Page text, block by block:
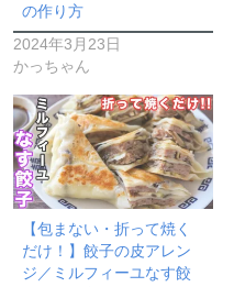
の作り方
2024年3月23日
かっちゃん
【包まない・折って焼く
だけ！】餃子の皮アレン
ジ／ミルフィーユなす餃